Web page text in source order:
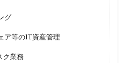
グ
ア等のIT資産管理
ク業務